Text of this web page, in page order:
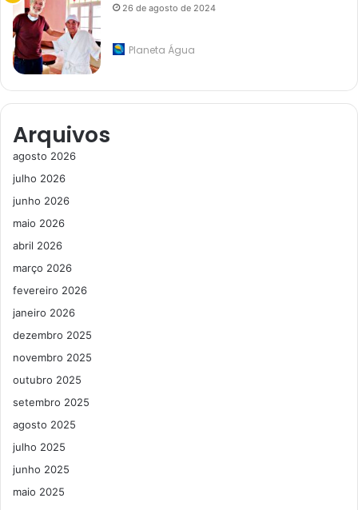
26 de agosto de 2024
Planeta Água
Arquivos
agosto 2026
julho 2026
junho 2026
maio 2026
abril 2026
março 2026
fevereiro 2026
janeiro 2026
dezembro 2025
novembro 2025
outubro 2025
setembro 2025
agosto 2025
julho 2025
junho 2025
maio 2025